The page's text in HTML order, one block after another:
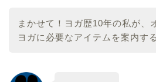
まかせて！ヨガ歴10年の私が、
ヨガに必要なアイテムを案内す